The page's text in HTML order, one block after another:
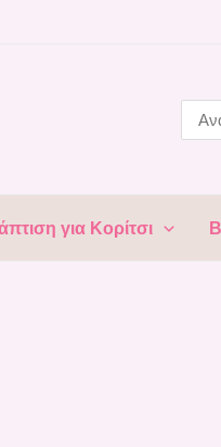
for:
για Κορίτσι